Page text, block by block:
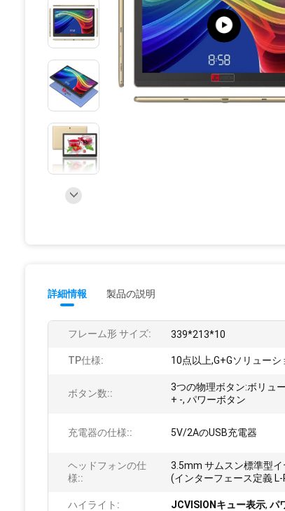
詳細情報 製品の説明
フレーム形 サイズ: 339*213*10
TP仕様: 10点以上,G+Gソリューシ
ボタン数::
3つの物理ボタン:ボリュ
+ -, パワーボタン
充電器の仕様:: 5V/2AのUSB充電器
ヘッドフォンの仕
様::
3.5mm サムスン標準型イ
(インターフェース定義 L-
ハイライト: JCVISIONキュー表示, パ